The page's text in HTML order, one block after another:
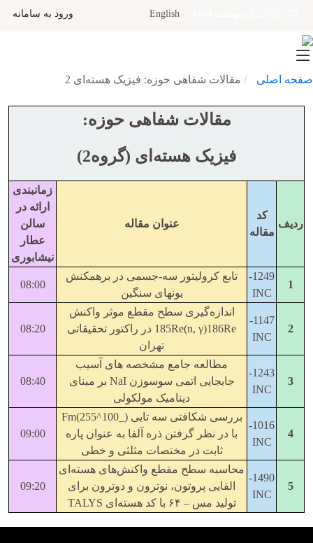
English ورود به سامانه
صفحه اصلی مقالات شفاهی حوزه: فیزیک هسته‌ای 2
مقالات شفاهی حوزه:
فیزیک هسته‌ای (گروه2)
ردیف
کد
مقاله
عنوان مقاله
زمانبندی
ارائه در
سالن
عطار
نیشابوری
1
1249-
INC
تابع کرولیتور سه-جسمی در برهمکنش
یونهای سنگین
08:00
2
1147-
INC
اندازه‌گیری سطح مقطع موثر واکنش
185Re(n, γ)186Re در راکتور تحقیقاتی
تهران
08:20
3
1243-
INC
مطالعه جامع مشخصه های آسیب
جابجایی اتمی سوسوزن‌ NaI بر مبنای
دینامیک مولکولی
08:40
4
1016-
INC
بررسی شکافتی سه تایی (_100^255)Fm
با در نظر گرفتن ذره آلفا به عنوان پاره
ثابت در مختصات مثلثی و خطی
09:00
5
1490-
INC
محاسبه سطح مقطع واکنش‌های هسته‌ای
القایی پروتون، نوترون و دوترون برای
تولید مس – ۶۴ با کد هسته‌ای TALYS
09:20